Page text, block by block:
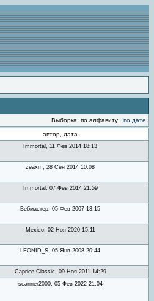
Выборка: по алфавиту · по дате
автор, дата
Immortal, 11 Фев 2014 18:13
zeaxm, 28 Сен 2014 10:08
Immortal, 07 Фев 2014 21:59
Вебмастер, 05 Фев 2007 13:15
Mexico, 02 Ноя 2020 15:11
LEONID_S, 05 Янв 2008 20:44
Caprice Classic, 09 Ноя 2011 14:29
scanner2000, 05 Фев 2022 21:04